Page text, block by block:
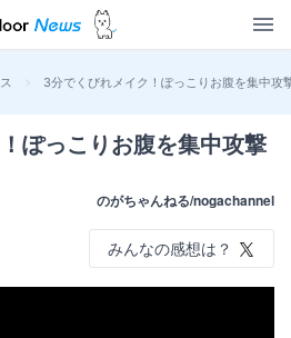
> 3分でくびれメイク！ぽっこりお腹を集中攻
ぽっこりお腹を集中攻撃
のがちゃんねる/nogachannel
みんなの感想は？